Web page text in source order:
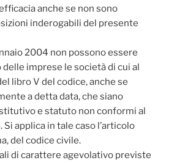
anche se non sono
inderogabili del presente
2004 non possono essere
imprese le società di cui al
libro V del codice, anche se
a detta data, che siano
e statuto non conformi al
applica in tale caso l’articolo
del codice civile.
di carattere agevolativo previste